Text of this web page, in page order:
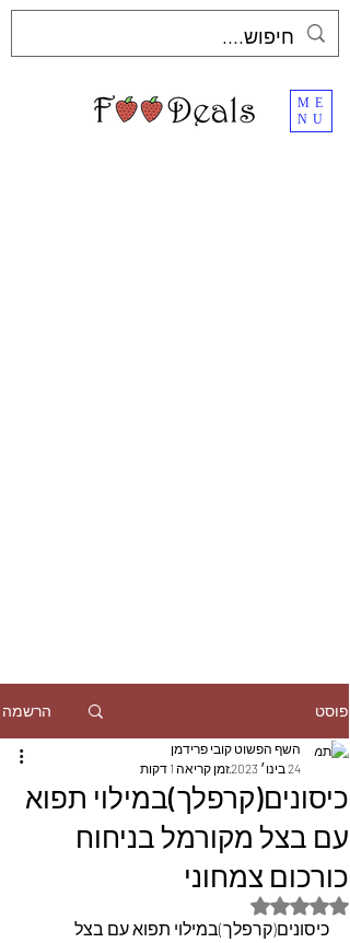
ME
NU
פוסט הרשמה
כיסונים(קרפלך)במילוי תפוא
עם בצל מקורמל בניחוח
כורכום צמחוני
השף הפשוט קובי פרידמן
24 בינו׳ 2023
זמן קריאה 1 דקות
דירוג של NaN מתוך 5 כוכבים
כיסונים(קרפלך)במילוי תפוא עם בצל